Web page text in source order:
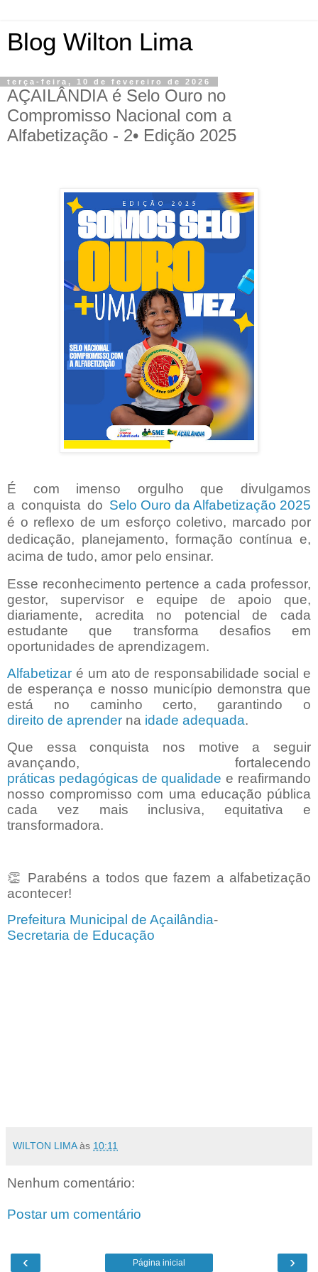
Blog Wilton Lima
terça-feira, 10 de fevereiro de 2026
AÇAILÂNDIA é Selo Ouro no
Compromisso Nacional com a
Alfabetização - 2• Edição 2025
É com imenso orgulho que divulgamos
a conquista do Selo Ouro da Alfabetização 2025
é o reflexo de um esforço coletivo, marcado por
dedicação, planejamento, formação contínua e,
acima de tudo, amor pelo ensinar.
Esse reconhecimento pertence a cada professor,
gestor, supervisor e equipe de apoio que,
diariamente, acredita no potencial de cada
estudante que transforma desafios em
oportunidades de aprendizagem.
Alfabetizar é um ato de responsabilidade social e
de esperança e nosso município demonstra que
está no caminho certo, garantindo o
direito de aprender na idade adequada.
Que essa conquista nos motive a seguir
avançando, fortalecendo
práticas pedagógicas de qualidade e reafirmando
nosso compromisso com uma educação pública
cada vez mais inclusiva, equitativa e
transformadora.
👏 Parabéns a todos que fazem a alfabetização
acontecer!
Prefeitura Municipal de Açailândia-
Secretaria de Educação
WILTON LIMA às 10:11
Nenhum comentário:
Postar um comentário
‹ ›
Página inicial